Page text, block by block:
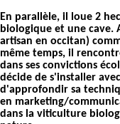
En parallèle, il loue 2
biologique et une cave.
artisan en occitan)
même temps, il
dans ses convictions
décide de s'installer
d'approfondir sa
en marketing/
dans la viticulture